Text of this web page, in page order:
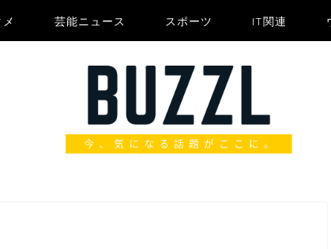
芸能ニュース スポーツ IT関連